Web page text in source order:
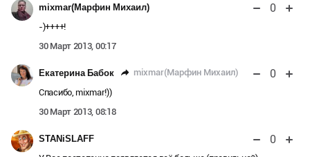
mixmar(Марфин Михаил) 0
-)++++!
30 Март 2013, 00:17
Екатерина Бабок mixmar(Марфин Михаил) 0
Спасибо, mixmar!))
30 Март 2013, 08:18
STANiSLAFF 0